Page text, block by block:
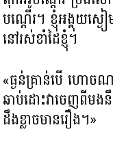
បណ្តើរ។ ខ្ញុំអង្គុយស្ង
នៅរស់ខាំដៃខ្ញុំ។
«ធ្ងន់គ្រាន់បើ ហោ
ឆាប់ដោះវាចេញពីមង
ដឹងខ្លាចមានរឿង។»